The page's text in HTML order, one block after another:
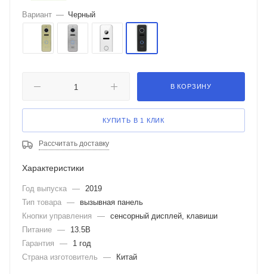
Вариант — Черный
В КОРЗИНУ
КУПИТЬ В 1 КЛИК
Рассчитать доставку
Характеристики
Год выпуска — 2019
Тип товара —
вызывная панель
Кнопки управления
— сенсорный дисплей, клавиши
Питание —
13.5В
Гарантия
—
1 год
Страна изготовитель
— Китай